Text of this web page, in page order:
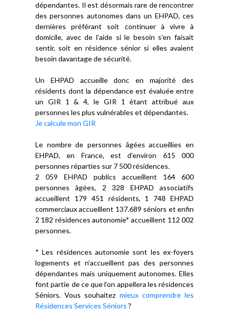
dépendantes. Il est désormais rare de rencontrer
des personnes autonomes dans un EHPAD, ces
dernières préférant soit continuer à vivre à
domicile, avec de l’aide si le besoin s’en faisait
sentir, soit en résidence sénior si elles avaient
besoin davantage de sécurité.
Un EHPAD accueille donc en majorité des
résidents dont la dépendance est évaluée entre
un GIR 1 & 4, le GIR 1 étant attribué aux
personnes les plus vulnérables et dépendantes.
Je calcule mon GIR
Le nombre de personnes âgées accueillies en
EHPAD, en France, est d’environ 615 000
personnes réparties sur 7 500 résidences.
2 059 EHPAD publics accueillent 164 600
personnes âgées, 2 328 EHPAD associatifs
accueillent 179 451 résidents, 1 748 EHPAD
commerciaux accueillent 137.689 séniors et enfin
2 182 résidences autonomie* accueillent 112 002
personnes.
* Les résidences autonomie sont les ex-foyers
logements et n’accueillent pas des personnes
dépendantes mais uniquement autonomes. Elles
font partie de ce que l’on appellera les résidences
Séniors. Vous souhaitez mieux comprendre les
Résidences Services Séniors ?